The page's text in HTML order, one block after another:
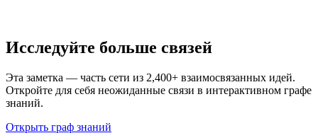
Исследуйте больше связей
Эта заметка — часть сети из 2,400+ взаимосвязанных идей.
Откройте для себя неожиданные связи в интерактивном графе
знаний.
Открыть граф знаний